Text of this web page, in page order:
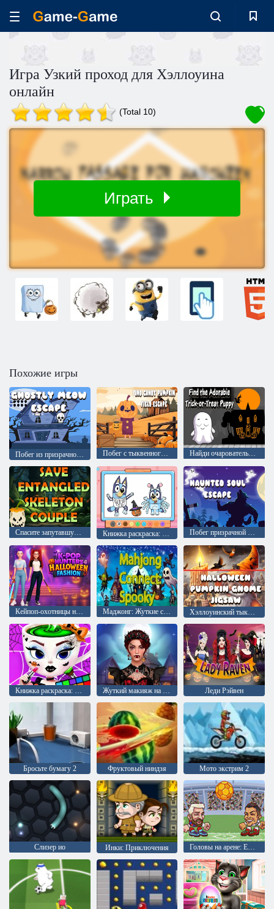
Игра Узкий проход для Хэллоуина
онлайн
(Total 10)
Играть
Похожие игры
Побег из призрачного мяуканья Побег с тыквенного поля Найди очаровательного щенка, выпрашивающего сладости
Спасите запутавшуюся пару скелетов Побег призрачной души
Кейпоп-охотницы на демонов: Хэллоуинская мода Маджонг: Жуткие соединения Хэллоуинский тыквенный гном Пазл
Книжка раскраска: Хэллоуин Балерина Капучина Жуткий макияж на Хэллоуин Леди Рэйвен
Бросьте бумагу 2 Фруктовый ниндзя Мото экстрим 2
Слизер ио Инки: Приключения Головы на арене: Евро футбол